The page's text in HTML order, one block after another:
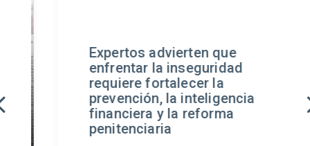
Expertos advierten que
enfrentar la inseguridad
requiere fortalecer la
prevención, la inteligencia
financiera y la reforma
penitenciaria